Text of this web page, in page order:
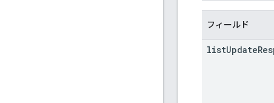
フィールド
listUpdate